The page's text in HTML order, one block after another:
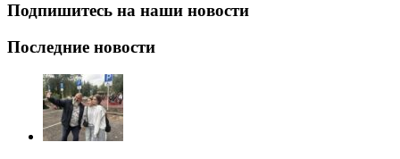
Подпишитесь на наши новости
Последние новости